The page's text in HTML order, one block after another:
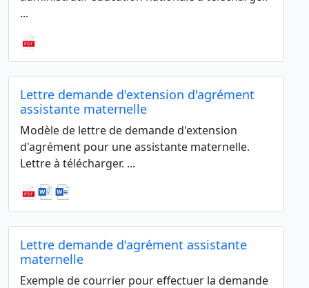
...
Lettre demande d'extension d'agrément
assistante maternelle
Modèle de lettre de demande d'extension
d'agrément pour une assistante maternelle.
Lettre à télécharger. ...
Lettre demande d'agrément assistante
maternelle
Exemple de courrier pour effectuer la demande